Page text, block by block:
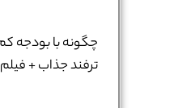
ترفند جذاب + فیلم